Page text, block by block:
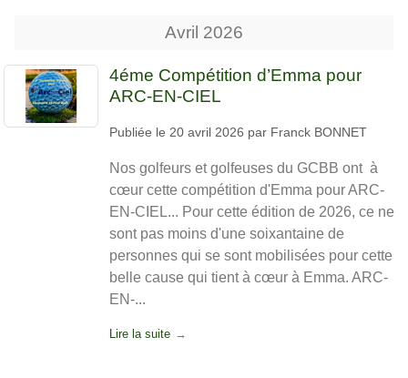
Avril 2026
4éme Compétition d’Emma pour
ARC-EN-CIEL
Publiée le 20 avril 2026 par Franck BONNET
Nos golfeurs et golfeuses du GCBB ont à
cœur cette compétition d'Emma pour ARC-
EN-CIEL... Pour cette édition de 2026, ce ne
sont pas moins d'une soixantaine de
personnes qui se sont mobilisées pour cette
belle cause qui tient à cœur à Emma. ARC-
EN-...
Lire la suite